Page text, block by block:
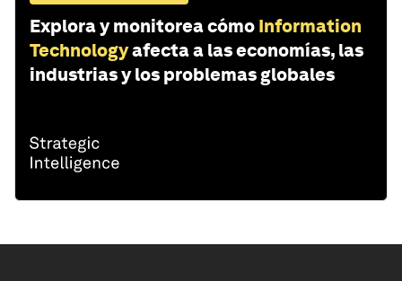
Explora y monitorea cómo Information
Technologyafecta a las economías, las
industrias y los problemas globales